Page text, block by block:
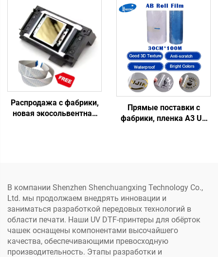
кристаллических
этикеток, все в одном,
рулон-в-рулон, с
ламинатором
аксессуары для
кристаллической
этикетировочной
машины, УФ DTF принтер
Распродажа с фабрики,
новая экосольвентная
Прямые поставки с
фабрики, пленка A3 UV
ПЭТ
(низкотемпературная),
принтер
В компании Shenzhen Shenchuangxing Technology Co.,
Ltd. мы продолжаем внедрять инновации и
заниматься разработкой передовых технологий в
области печати. Наши UV DTF-принтеры для обёрток
чашек оснащены компонентами высочайшего
качества, обеспечивающими превосходную
производительность. Этапы разработки и